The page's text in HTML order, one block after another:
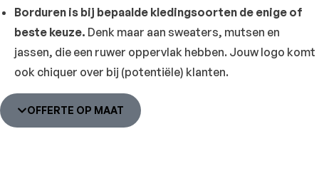
Borduren is bij bepaalde kledingsoorten de enige of
beste keuze. Denk maar aan sweaters, mutsen en
jassen, die een ruwer oppervlak hebben. Jouw logo komt
ook chiquer over bij (potentiële) klanten.
OFFERTE OP MAAT